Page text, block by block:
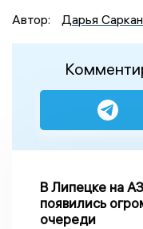
Автор:
Дарья
В Липецке на
появились
очереди